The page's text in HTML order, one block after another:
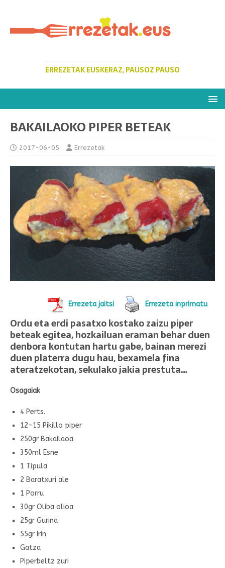
ERREZETAK EUSKERAZ, PAUSOZ PAUSO
BAKAILAOKO PIPER BETEAK
2017-06-05 Errezetak
Errezeta jaitsi Errezeta inprimatu
Ordu eta erdi pasatxo kostako zaizu piper
beteak egitea, hozkailuan eraman behar duen
denbora kontutan hartu gabe, bainan merezi
duen platerra dugu hau, bexamela fina
ateratzekotan, sekulako jakia prestuta…
Osagaiak
4 Perts.
12-15 Pikillo piper
250gr Bakailaoa
350ml Esne
1 Tipula
2 Baratxuri ale
1 Porru
30gr Oliba olioa
25gr Gurina
55gr Irin
Gatza
Piperbeltz zuri